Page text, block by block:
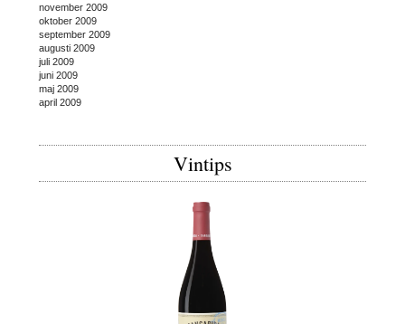
november 2009
oktober 2009
september 2009
augusti 2009
juli 2009
juni 2009
maj 2009
april 2009
Vintips